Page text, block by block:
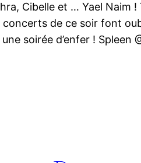
Cibelle et … Yael Naim !
concerts de ce soir font
soirée d’enfer ! Spleen